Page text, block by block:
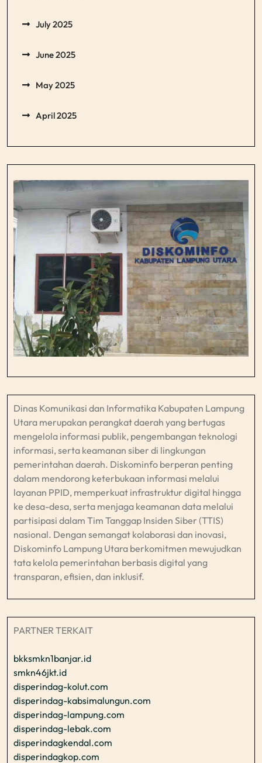
July 2025
June 2025
May 2025
April 2025
Dinas Komunikasi dan Informatika Kabupaten Lampung
Utara merupakan perangkat daerah yang bertugas
mengelola informasi publik, pengembangan teknologi
informasi, serta keamanan siber di lingkungan
pemerintahan daerah. Diskominfo berperan penting
dalam mendorong keterbukaan informasi melalui
layanan PPID, memperkuat infrastruktur digital hingga
ke desa-desa, serta menjaga keamanan data melalui
partisipasi dalam Tim Tanggap Insiden Siber (TTIS)
nasional. Dengan semangat kolaborasi dan inovasi,
Diskominfo Lampung Utara berkomitmen mewujudkan
tata kelola pemerintahan berbasis digital yang
transparan, efisien, dan inklusif.​
PARTNER TERKAIT
bkksmkn1banjar.id
smkn46jkt.id
disperindag-kolut.com
disperindag-kabsimalungun.com
disperindag-lampung.com
disperindag-lebak.com
disperindagkendal.com
disperindagkop.com